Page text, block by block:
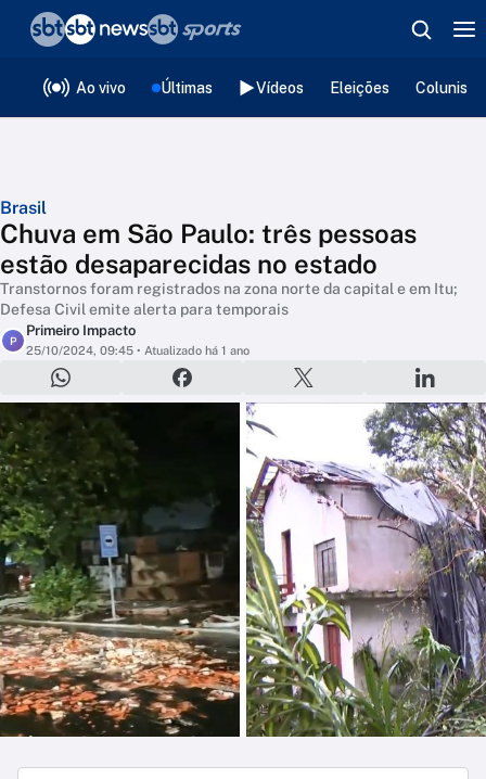
Ao vivo Últimas Vídeos Eleições
Brasil
Chuva em São Paulo: três pessoas
estão desaparecidas no estado
Transtornos foram registrados na zona norte da capital e em Itu;
Defesa Civil emite alerta para temporais
P
Primeiro Impacto
25/10/2024, 09:45 • Atualizado há 1 ano
❮voltar
Editorias